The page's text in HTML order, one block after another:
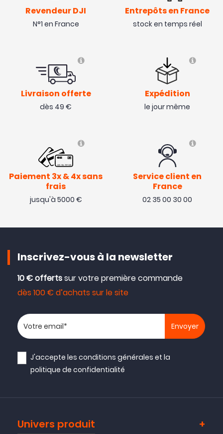
Revendeur DJI
N°1 en France
Entrepôts en France
stock en temps réel
Livraison offerte
dès 49 €
Expédition
le jour même
Paiement 3x & 4x sans
frais
jusqu'à 5000 €
Service client en
France
02 35 00 30 00
Inscrivez-vous à la newsletter
10 € offertssur votre première commande
dès 100 € d’achats sur le site
Votre adresse email
J'accepte lesconditions générales et la
politique de confidentialité
Univers produit